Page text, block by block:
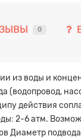
0
из воды и
(водопровод,
действия
2-6 атм.
Диаметр